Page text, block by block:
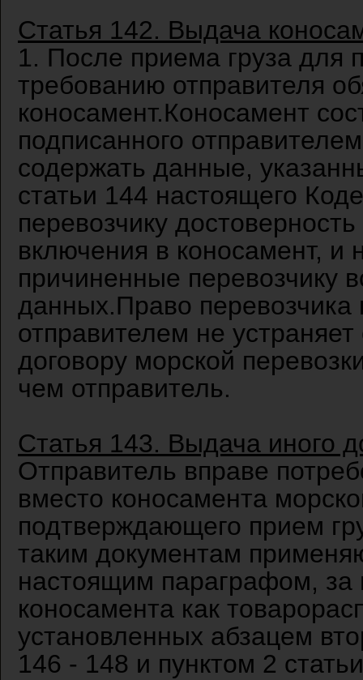
Статья 142. Выдача
1. После приема груза для
требованию отправителя
коносамент.Коносамент
подписанного
содержать данные,
статьи 144 настоящего
перевозчику
включения в коносамент, и
причиненные перевозчику
данных.Право
отправителем не
договору морской
чем отправитель.
Статья 143. Выдача иного
Отправитель вправе
вместо коносамента
подтверждающего прием
таким документам
настоящим параграфом,
коносамента как
установленных абзацем
146 - 148 и пунктом 2